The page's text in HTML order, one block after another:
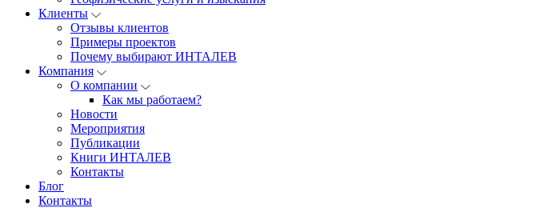
Клиенты
Отзывы клиентов
Примеры проектов
Почему выбирают ИНТАЛЕВ
Компания
О компании
Как мы работаем?
Новости
Мероприятия
Публикации
Книги ИНТАЛЕВ
Контакты
Блог
Контакты